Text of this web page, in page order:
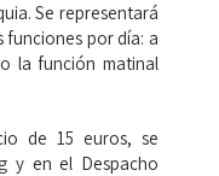
Se representará
funciones por día: a
la función matinal
de 15 euros, se
y en el Despacho